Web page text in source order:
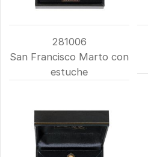
281006
San Francisco Marto con
estuche